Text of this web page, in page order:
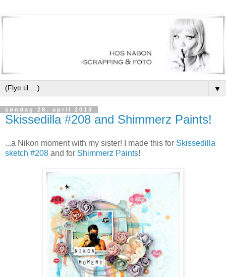
▼
søndag 28. april 2013
Skissedilla #208 and Shimmerz Paints!
...a Nikon moment with my sister! I made this for Skissedilla
sketch #208 and for Shimmerz Paints!